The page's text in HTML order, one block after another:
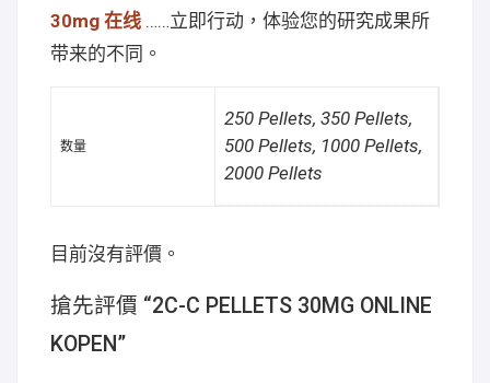
30mg 在线 ……立即行动，体验您的研究成果所
带来的不同。
数量
250 Pellets, 350 Pellets,
500 Pellets, 1000 Pellets,
2000 Pellets
目前沒有評價。
搶先評價 “2C-C PELLETS 30MG ONLINE
KOPEN”